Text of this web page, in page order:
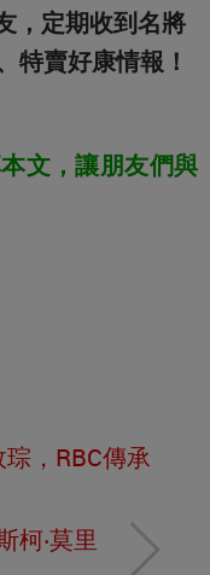
，定期收到名將
特賣好康情報！
文，讓朋友們與
，RBC傳承
柯‧莫里